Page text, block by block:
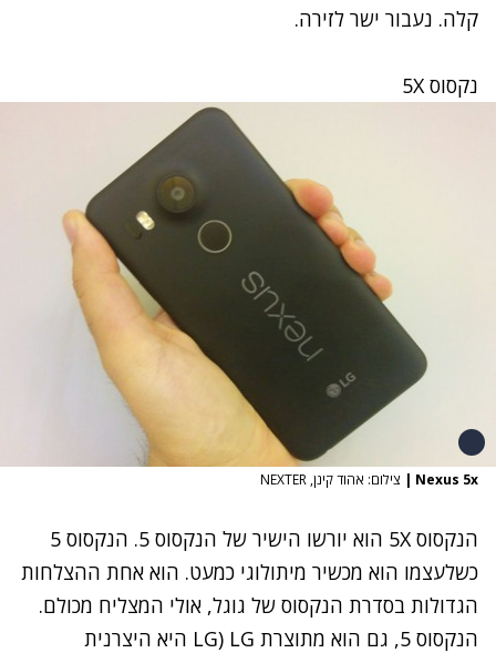
קלה. נעבור ישר לזירה.
נקסוס 5X
Nexus 5x
| צילום: אהוד קינן, NEXTER
הנקסוס 5X הוא יורשו הישיר של ה נקסוס 5
. הנקסוס 5
כשלעצמו הוא מכשיר מיתולוגי כמעט. הוא אחת ההצלחות
הגדולות בסדרת הנקסוס של גוגל, אולי המצליח מכולם.
הנקסוס 5, גם הוא מתוצרת LG) LG היא היצרנית